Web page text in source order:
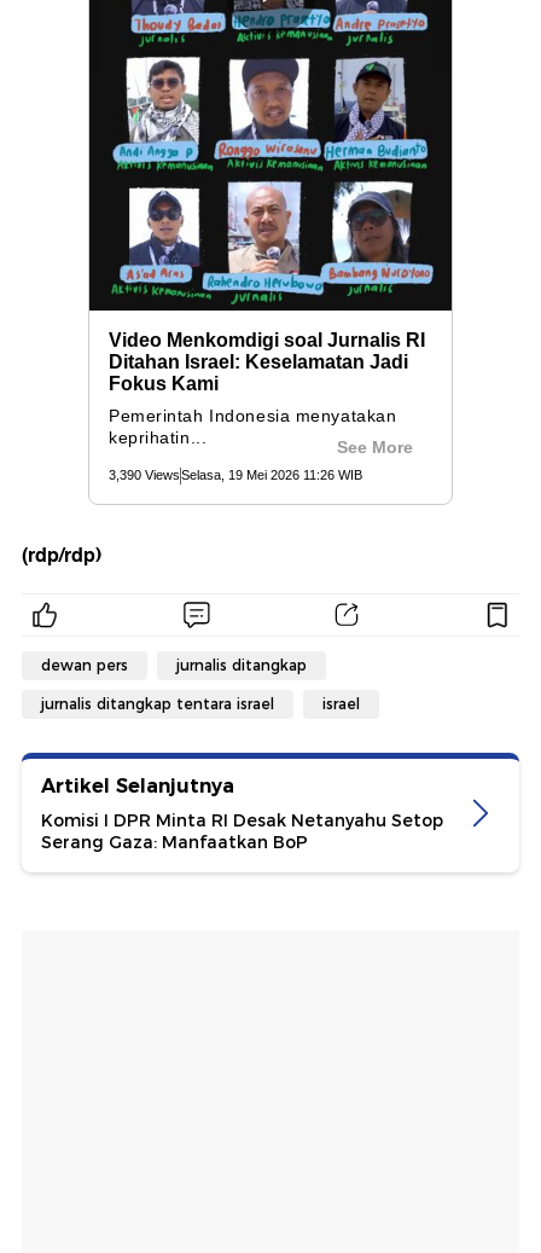
(rdp/rdp)
dewan pers jurnalis ditangkap
jurnalis ditangkap tentara israel israel
Artikel Selanjutnya
Komisi I DPR Minta RI Desak Netanyahu Setop
Serang Gaza: Manfaatkan BoP